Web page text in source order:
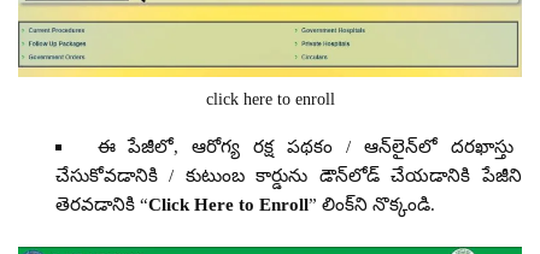
click here to enroll
ఈ పేజీలో, ఆరోగ్య రక్ష పథకం / ఆన్‌లైన్‌లో దరఖాస్తు
చేసుకోవడానికి / కుటుంబ కార్డును డౌన్‌లోడ్ చేయడానికి పేజీని
తెరవడానికి “Click Here to Enroll” లింక్‌ని నొక్కండి.